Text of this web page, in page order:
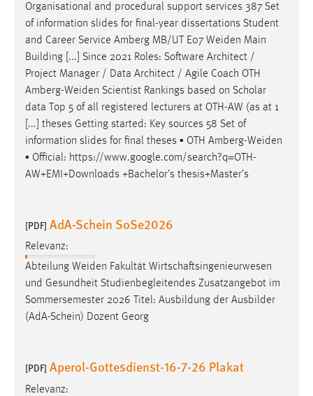
Organisational and procedural support services 387 Set
of information slides for final-year dissertations Student
and Career Service Amberg MB/UT E07 Weiden Main
Building [...] Since 2021 Roles: Software Architect /
Project Manager / Data Architect / Agile Coach OTH
Amberg-Weiden Scientist Rankings based on Scholar
data Top 5 of all registered lecturers at OTH-AW (as at 1
[...] theses Getting started: Key sources 58 Set of
information slides for final theses ▪ OTH Amberg-Weiden
▪ Official: https://www.google.com/search?q=OTH-
AW+EMI+Downloads +Bachelor’s thesis+Master’s
[PDF] AdA-Schein SoSe2026
Relevanz:
Abteilung Weiden Fakultät Wirtschaftsingenieurwesen
und Gesundheit Studienbegleitendes Zusatzangebot im
Sommersemester 2026 Titel: Ausbildung der Ausbilder
(AdA-Schein) Dozent Georg
[PDF] Aperol-Gottesdienst-16-7-26 Plakat
Relevanz: